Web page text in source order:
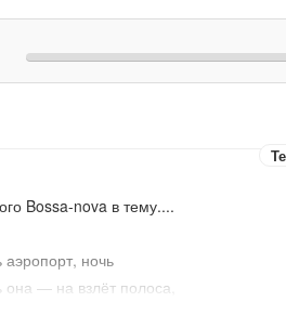
Bossa-nova в тему....
аэропорт, ночь
она — на взлёт полоса,